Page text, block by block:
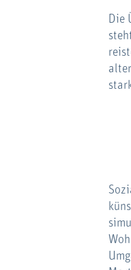
Die